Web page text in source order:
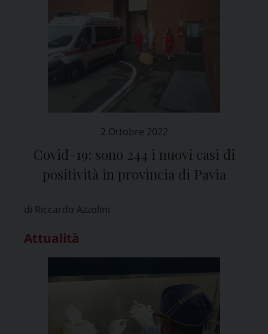
2 Ottobre 2022
Covid-19: sono 244 i nuovi casi di
positività in provincia di Pavia
di Riccardo Azzolini
Attualità